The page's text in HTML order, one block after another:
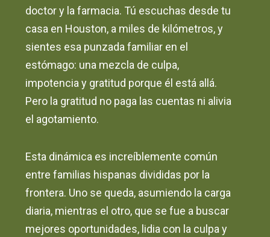
doctor y la farmacia. Tú escuchas desde tu
casa en Houston, a miles de kilómetros, y
sientes esa punzada familiar en el
estómago: una mezcla de culpa,
impotencia y gratitud porque él está allá.
Pero la gratitud no paga las cuentas ni alivia
el agotamiento.
Esta dinámica es increíblemente común
entre familias hispanas divididas por la
frontera. Uno se queda, asumiendo la carga
diaria, mientras el otro, que se fue a buscar
mejores oportunidades, lidia con la culpa y